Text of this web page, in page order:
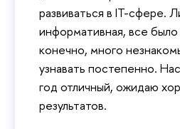
развиваться в IT-сфере.
информативная, все
конечно, много
узнавать постепенно.
год отличный, ожидаю
результатов.